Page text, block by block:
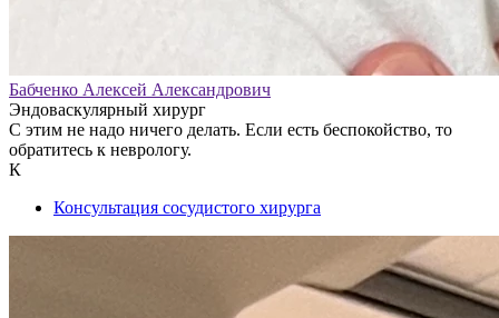
Бабченко Алексей Александрович
Эндоваскулярный хирург
С этим не надо ничего делать. Если есть беспокойство, то
обратитесь к неврологу.
К
Консультация сосудистого хирурга